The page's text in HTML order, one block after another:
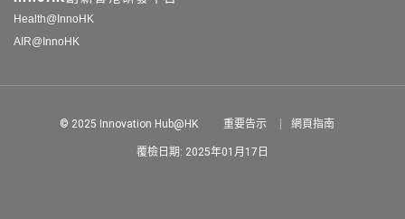
Health@InnoHK
AIR@InnoHK
© 2025 Innovation Hub@HK 重要告示 網頁指南
覆檢日期: 2025年01月17日